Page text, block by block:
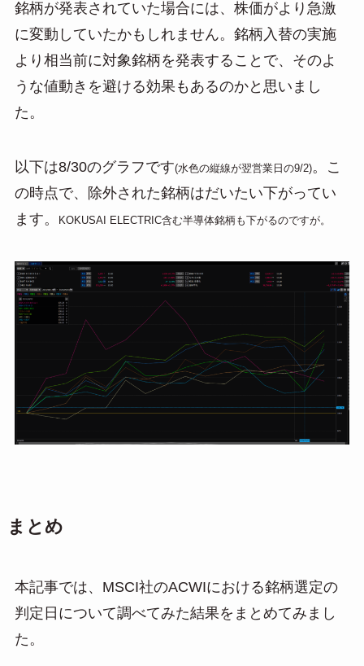
銘柄が発表されていた場合には、株価がより急激
に変動していたかもしれません。銘柄入替の実施
より相当前に対象銘柄を発表することで、そのよ
うな値動きを避ける効果もあるのかと思いまし
た。
以下は8/30のグラフです(水色の縦線が翌営業日の9/2)。こ
の時点で、除外された銘柄はだいたい下がってい
ます。
KOKUSAI ELECTRIC含む半導体銘柄も下がるのですが。
まとめ
本記事では、MSCI社のACWIにおける銘柄選定の
判定日について調べてみた結果をまとめてみまし
た。